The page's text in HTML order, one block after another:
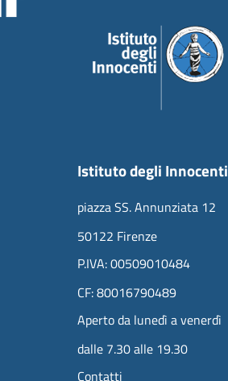
Istituto degli Innocenti
piazza SS. Annunziata 12
50122 Firenze
P.IVA: 00509010484
CF: 80016790489
Aperto da lunedì a venerdì
dalle 7.30 alle 19.30
Contatti